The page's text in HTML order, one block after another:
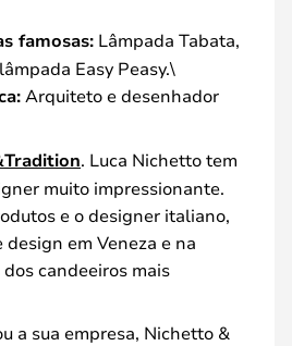
famosas: Lâmpada Tabata,
Easy Peasy.\
Arquiteto e desenhador
. Luca Nichetto tem
muito impressionante.
e o designer italiano,
em Veneza e na
candeeiros mais
a sua empresa, Nichetto &